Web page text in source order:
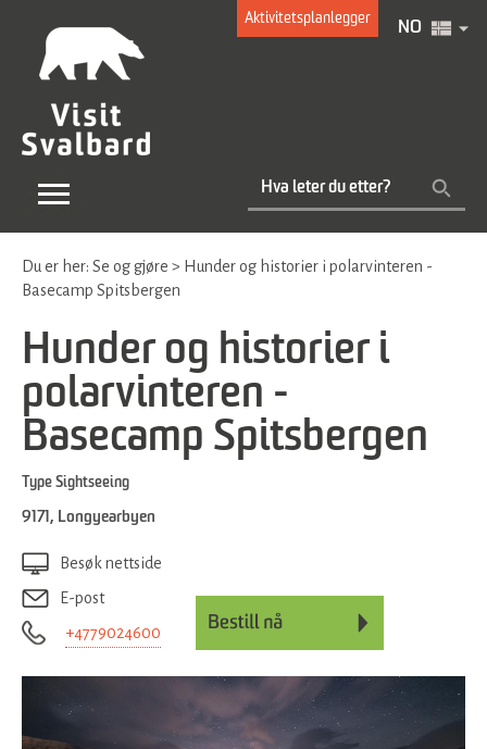
Aktivitetsplanlegger
NO
Du er her: Se og gjøre > Hunder og historier i polarvinteren -
Basecamp Spitsbergen
Hunder og historier i
polarvinteren -
Basecamp Spitsbergen
Type Sightseeing
9171 , Longyearbyen
Besøk nettside
E-post
+4779024600